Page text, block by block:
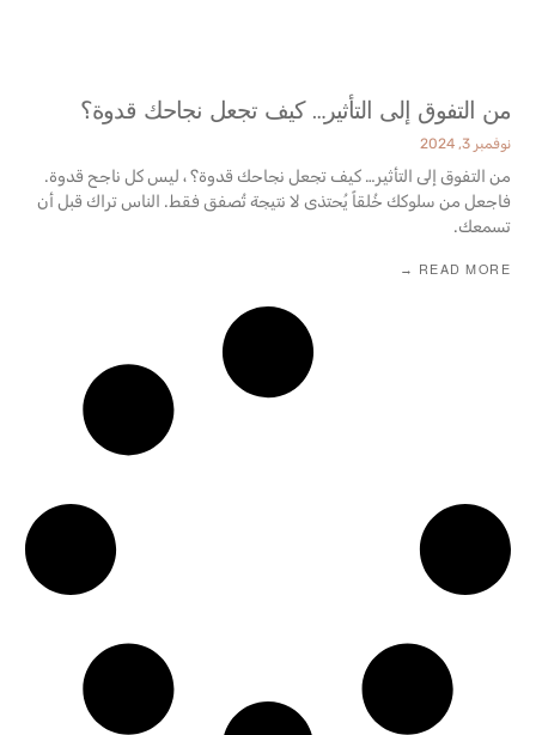
من التفوق إلى التأثير… كيف تجعل نجاحك قدوة؟
نوفمبر 3, 2024
من التفوق إلى التأثير… كيف تجعل نجاحك قدوة؟ ، ليس كل ناجح قدوة.
فاجعل من سلوكك خُلقاً يُحتذى لا نتيجة تُصفق فقط. الناس تراك قبل أن
تسمعك.
READ MORE →